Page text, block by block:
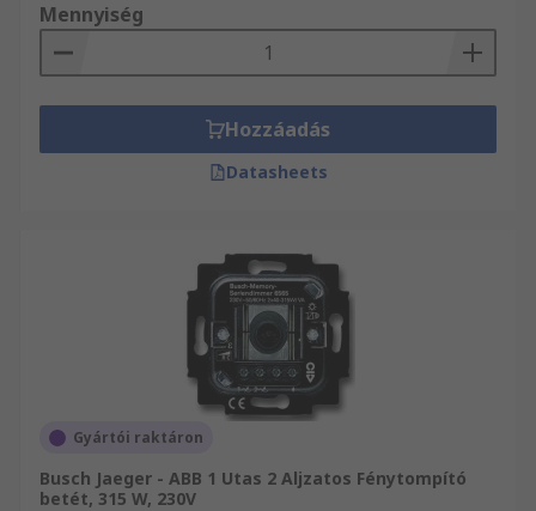
Mennyiség
Hozzáadás
Datasheets
Gyártói raktáron
Busch Jaeger - ABB 1 Utas 2 Aljzatos Fénytompító
betét, 315 W, 230V